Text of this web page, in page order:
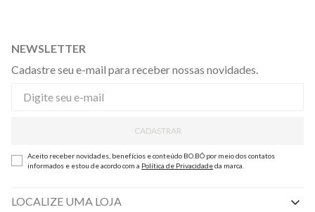
NEWSLETTER
Cadastre seu e-mail para receber nossas novidades.
CADASTRAR
Aceito receber novidades, benefícios e conteúdo BO.BÔ por meio dos contatos
informados e estou de acordo com a Política de Privacidadeda marca.
LOCALIZE UMA LOJA